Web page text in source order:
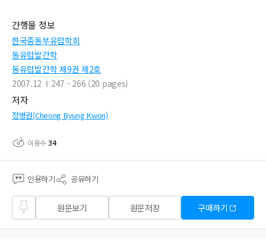
간행물 정보
한국중동부유럽학회
동유럽발칸학
동유럽발칸학 제9권 제2호
2007.12
247 - 266 (20 pages)
저자
정병권(Cheong Byung Kwon)
이용수34
인용하기 공유하기
즐겨
찾기
원문보기 원문저장 구매하기